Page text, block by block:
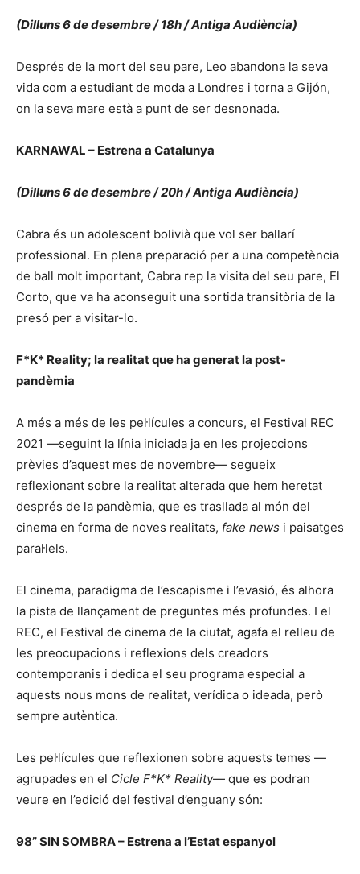
(Dilluns 6 de desembre / 18h / Antiga Audiència)
Després de la mort del seu pare, Leo abandona la seva
vida com a estudiant de moda a Londres i torna a Gijón,
on la seva mare està a punt de ser desnonada.
KARNAWAL – Estrena a Catalunya
(Dilluns 6 de desembre / 20h / Antiga Audiència)
Cabra és un adolescent bolivià que vol ser ballarí
professional. En plena preparació per a una competència
de ball molt important, Cabra rep la visita del seu pare, El
Corto, que va ha aconseguit una sortida transitòria de la
presó per a visitar-lo.
F*K* Reality; la realitat que ha generat la post-
pandèmia
A més a més de les pel·lícules a concurs, el Festival REC
2021 —seguint la línia iniciada ja en les projeccions
prèvies d’aquest mes de novembre— segueix
reflexionant sobre la realitat alterada que hem heretat
després de la pandèmia, que es trasllada al món del
cinema en forma de noves realitats, fake news i paisatges
paral·lels.
El cinema, paradigma de l’escapisme i l’evasió, és alhora
la pista de llançament de preguntes més profundes. I el
REC, el Festival de cinema de la ciutat, agafa el relleu de
les preocupacions i reflexions dels creadors
contemporanis i dedica el seu programa especial a
aquests nous mons de realitat, verídica o ideada, però
sempre autèntica.
Les pel·lícules que reflexionen sobre aquests temes —
agrupades en el Cicle F*K* Reality— que es podran
veure en l’edició del festival d’enguany són:
98” SIN SOMBRA – Estrena a l’Estat espanyol